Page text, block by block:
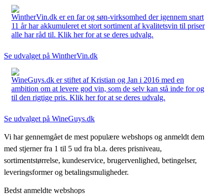
WintherVin.dk er en far og søn-virksomhed der igennem snart
11 år har akkumuleret et stort sortiment af kvalitetsvin til priser
alle har råd til. Klik her for at se deres udvalg.
Se udvalget på WintherVin.dk
WineGuys.dk er stiftet af Kristian og Jan i 2016 med en
ambition om at levere god vin, som de selv kan stå inde for og
til den rigtige pris. Klik her for at se deres udvalg.
Se udvalget på WineGuys.dk
Vi har gennemgået de mest populære webshops og anmeldt dem
med stjerner fra 1 til 5 ud fra bl.a. deres prisniveau,
sortimentstørrelse, kundeservice, brugervenlighed, betingelser,
leveringsformer og betalingsmuligheder.
Bedst anmeldte webshops